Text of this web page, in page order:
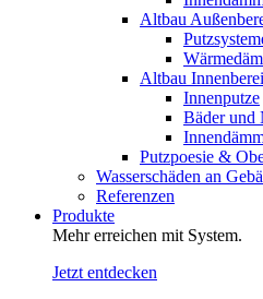
Altbau
Altbau
Innenputze
Bäder und
Putzpoesie &
Wasserschäden an
Referenzen
Produkte
Mehr erreichen mit System.
Jetzt entdecken